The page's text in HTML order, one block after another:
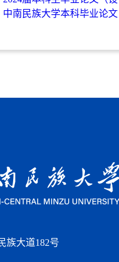
中南民族大学本科毕业论
族大道182号